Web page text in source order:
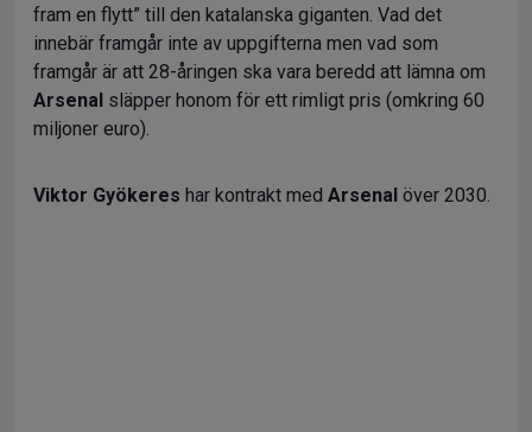
fram en flytt” till den katalanska giganten. Vad det
innebär framgår inte av uppgifterna men vad som
framgår är att 28-åringen ska vara beredd att lämna om
Arsenal släpper honom för ett rimligt pris (omkring 60
miljoner euro).
Viktor Gyökeres har kontrakt med Arsenal över 2030.